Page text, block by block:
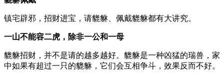
镇宅辟邪，招财进宝，请貔貅、佩戴貔貅都有大讲究。
一山不能容二虎，除非一公和一母
貔貅招财，并不是请的越多越好。貔貅是一种凶猛的瑞兽，家
中如果有超过一只的貔貅，它们会互相争斗，效果反而不好。